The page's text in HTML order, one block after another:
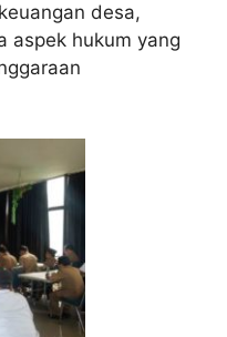
desa,
aspek hukum yang